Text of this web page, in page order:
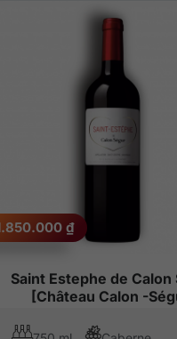
Saint Estephe de Calon
[Château Calon -
₫